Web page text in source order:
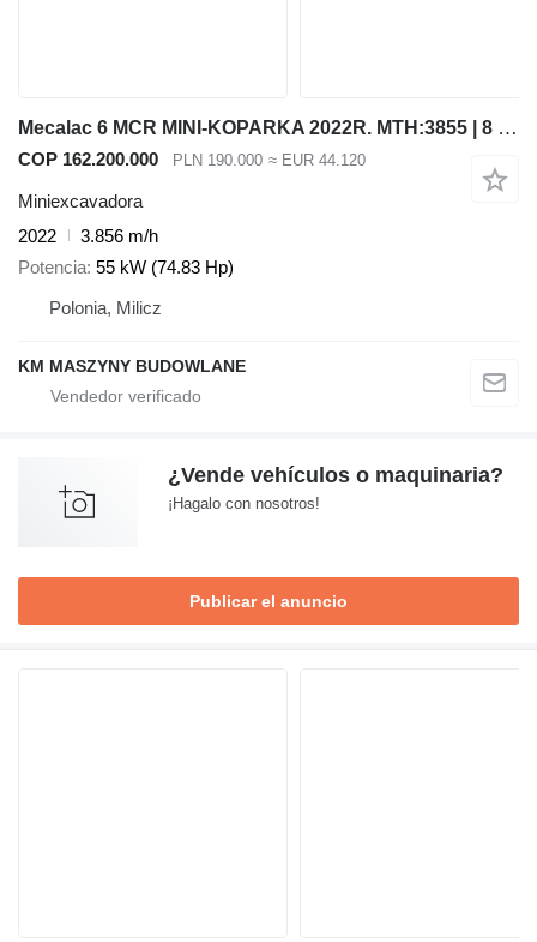
Mecalac 6 MCR MINI-KOPARKA 2022R. MTH:3855 | 8 MCR JCB 8055 8050 55 Z 51
COP 162.200.000 PLN 190.000 ≈ EUR 44.120
Miniexcavadora
2022
3.856 m/h
Potencia 55 kW (74.83 Hp)
Polonia, Milicz
KM MASZYNY BUDOWLANE
¿Vende vehículos o maquinaria?
¡Hagalo con nosotros!
Publicar el anuncio